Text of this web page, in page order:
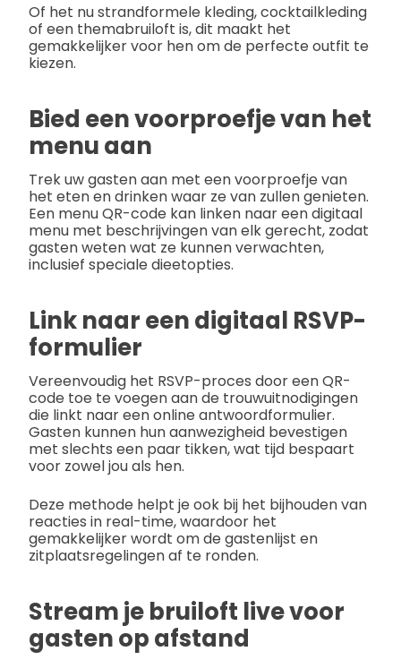
Of het nu strandformele kleding, cocktailkleding
of een themabruiloft is, dit maakt het
gemakkelijker voor hen om de perfecte outfit te
kiezen.
Bied een voorproefje van het
menu aan
Trek uw gasten aan met een voorproefje van
het eten en drinken waar ze van zullen genieten.
Een menu QR-code kan linken naar een digitaal
menu met beschrijvingen van elk gerecht, zodat
gasten weten wat ze kunnen verwachten,
inclusief speciale dieetopties.
Link naar een digitaal RSVP-
formulier
Vereenvoudig het RSVP-proces door een QR-
code toe te voegen aan de trouwuitnodigingen
die linkt naar een online antwoordformulier.
Gasten kunnen hun aanwezigheid bevestigen
met slechts een paar tikken, wat tijd bespaart
voor zowel jou als hen.
Deze methode helpt je ook bij het bijhouden van
reacties in real-time, waardoor het
gemakkelijker wordt om de gastenlijst en
zitplaatsregelingen af te ronden.
Stream je bruiloft live voor
gasten op afstand